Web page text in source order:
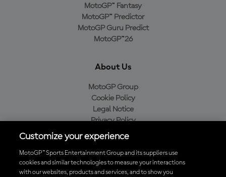
MotoGP™ Fantasy
MotoGP™ Predictor
MotoGP Guru Predict
MotoGP™26
About Us
MotoGP Group
Cookie Policy
Legal Notice
Privacy Policy
Purchase Policy
Baixe o aplicativo oficial da MotoGP™
Customize your experience
MotoGP™ Sports Entertainment Group and its suppliers use
cookies and similar technologies to measure your interactions
with our websites, products and services, and to show you